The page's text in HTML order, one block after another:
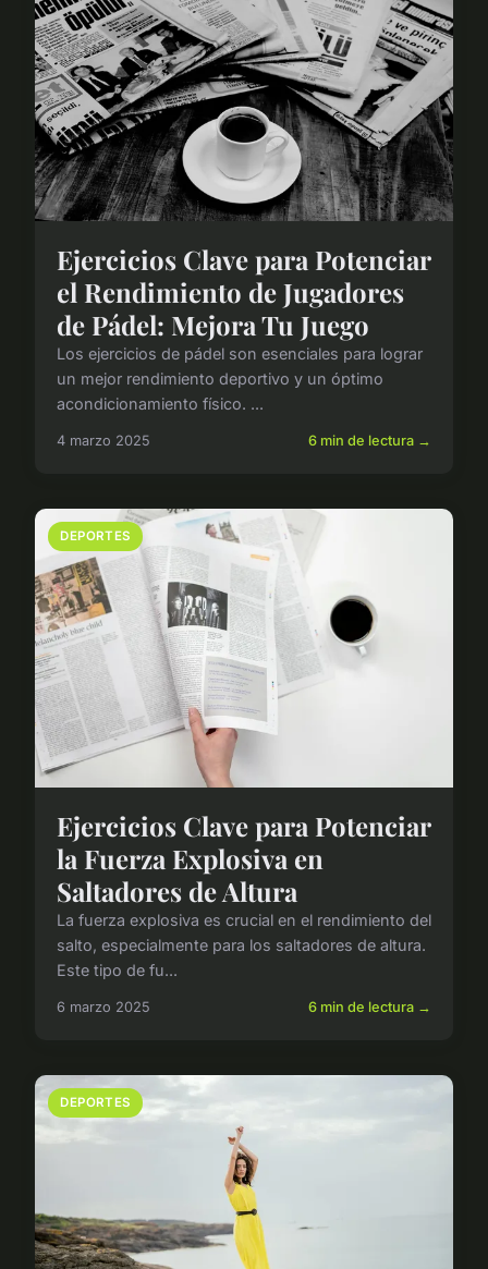
Ejercicios Clave para Potenciar
el Rendimiento de Jugadores
de Pádel: Mejora Tu Juego
Los ejercicios de pádel son esenciales para lograr
un mejor rendimiento deportivo y un óptimo
acondicionamiento físico. ...
4 marzo 2025 6 min de lectura →
DEPORTES
Ejercicios Clave para Potenciar
la Fuerza Explosiva en
Saltadores de Altura
La fuerza explosiva es crucial en el rendimiento del
salto, especialmente para los saltadores de altura.
Este tipo de fu...
6 marzo 2025 6 min de lectura →
DEPORTES